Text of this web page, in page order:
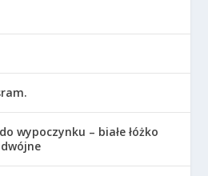
wypoczynku – białe łóżko